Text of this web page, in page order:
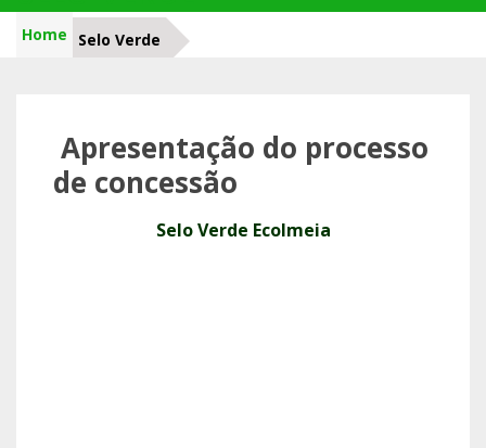
Home Selo Verde
Apresentação do processo
de concessão
Selo Verde Ecolmeia